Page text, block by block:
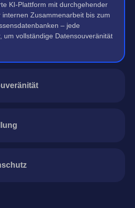
KI-Plattform mit durchgehender
Zusammenarbeit bis zum
– jede
um vollständige Datensouveränität